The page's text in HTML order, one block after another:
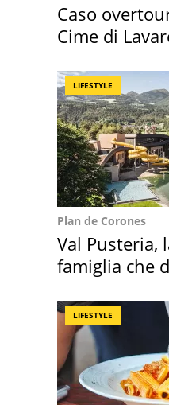
Caso
Cime di
LIFESTYLE
Plan de Corones
Val Pusteria,
famiglia che
LIFESTYLE